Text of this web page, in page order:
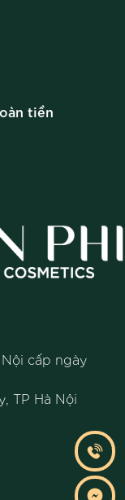
tiền
cấp ngày
TP Hà Nội